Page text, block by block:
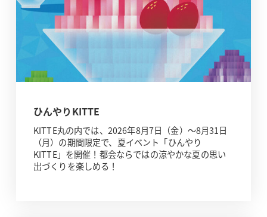
ひんやりKITTE
KITTE丸の内では、2026年8月7日（金）～8月31日
（月）の期間限定で、夏イベント「ひんやり
KITTE」を開催！都会ならではの涼やかな夏の思い
出づくりを楽しめる！